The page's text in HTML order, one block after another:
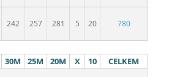
242 257 281 5 20 780
30M 25M 20M X 10 CELKEM